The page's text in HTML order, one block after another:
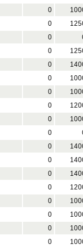
0
0
0
0
0
0
0
0
0
0
0
0
0
0
0
0
0
0